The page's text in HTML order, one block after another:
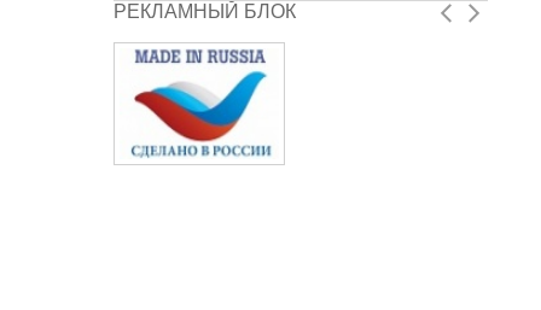
РЕКЛАМНЫЙ БЛОК